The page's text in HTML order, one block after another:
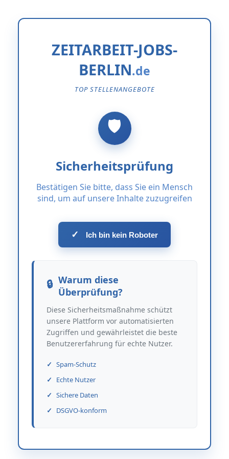
ZEITARBEIT-JOBS-
BERLIN
TOP STELLENANGEBOTE
Sicherheitsprüfung
Bestätigen Sie bitte, dass Sie ein Mensch
sind, um auf unsere Inhalte zuzugreifen
✓ Ich bin kein Roboter
Warum diese
Überprüfung?
Diese Sicherheitsmaßnahme schützt
unsere Plattform vor automatisierten
Zugriffen und gewährleistet die beste
Benutzererfahrung für echte Nutzer.
Spam-Schutz
Echte Nutzer
Sichere Daten
DSGVO-konform